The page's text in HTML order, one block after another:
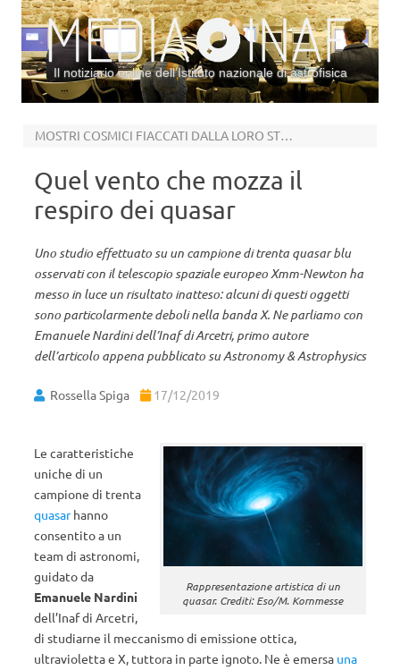
Il notiziario online dell’Istituto nazionale di astrofisica
MOSTRI COSMICI FIACCATI DALLA LORO STESSA ATTIVITÀ
Quel vento che mozza il
respiro dei quasar
Uno studio effettuato su un campione di trenta quasar blu
osservati con il telescopio spaziale europeo Xmm-Newton ha
messo in luce un risultato inatteso: alcuni di questi oggetti
sono particolarmente deboli nella banda X. Ne parliamo con
Emanuele Nardini dell’Inaf di Arcetri, primo autore
dell’articolo appena pubblicato su Astronomy & Astrophysics
Rossella Spiga 17/12/2019
Rappresentazione artistica di un
quasar. Crediti: Eso/M. Kornmesse
Le caratteristiche
uniche di un
campione di trenta
quasarhanno
consentito a un
team di astronomi,
guidato da
Emanuele Nardini
dell’Inaf di Arcetri,
di studiarne il meccanismo di emissione ottica,
ultravioletta e X, tuttora in parte ignoto. Ne è emersa una